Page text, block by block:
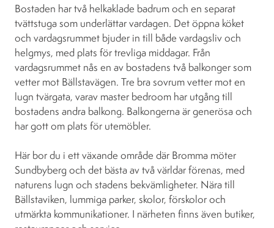
Bostaden har två helkaklade badrum och en separat
tvättstuga som underlättar vardagen. Det öppna köket
och vardagsrummet bjuder in till både vardagsliv och
helgmys, med plats för trevliga middagar. Från
vardagsrummet nås en av bostadens två balkonger som
vetter mot Bällstavägen. Tre bra sovrum vetter mot en
lugn tvärgata, varav master bedroom har utgång till
bostadens andra balkong. Balkongerna är generösa och
har gott om plats för utemöbler.
Här bor du i ett växande område där Bromma möter
Sundbyberg och det bästa av två världar förenas, med
naturens lugn och stadens bekvämligheter. Nära till
Bällstaviken, lummiga parker, skolor, förskolor och
utmärkta kommunikationer. I närheten finns även butiker,